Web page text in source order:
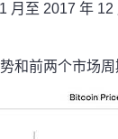
月至 2017 年
和前两个市场